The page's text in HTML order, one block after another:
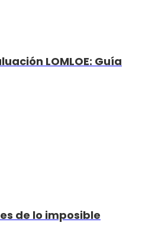
LOMLOE: Guía
de lo imposible